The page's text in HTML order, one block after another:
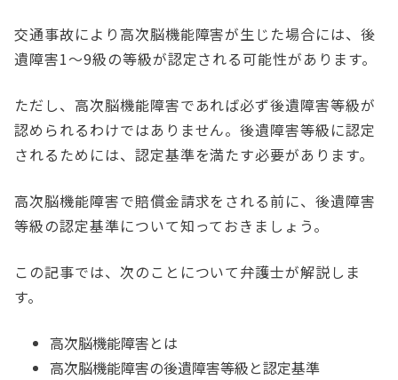
交通事故により高次脳機能障害が生じた場合には、後
遺障害1～9級の等級が認定される可能性があります。
ただし、高次脳機能障害であれば必ず後遺障害等級が
認められるわけではありません。後遺障害等級に認定
されるためには、認定基準を満たす必要があります。
高次脳機能障害で賠償金請求をされる前に、後遺障害
等級の認定基準について知っておきましょう。
この記事では、次のことについて弁護士が解説しま
す。
高次脳機能障害とは
高次脳機能障害の後遺障害等級と認定基準